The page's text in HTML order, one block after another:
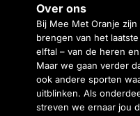
Over ons
Bij Mee Met Oranje
brengen van het
elftal – van de heren
Maar we gaan verder
ook andere sporten
uitblinken. Als
streven we ernaar jou